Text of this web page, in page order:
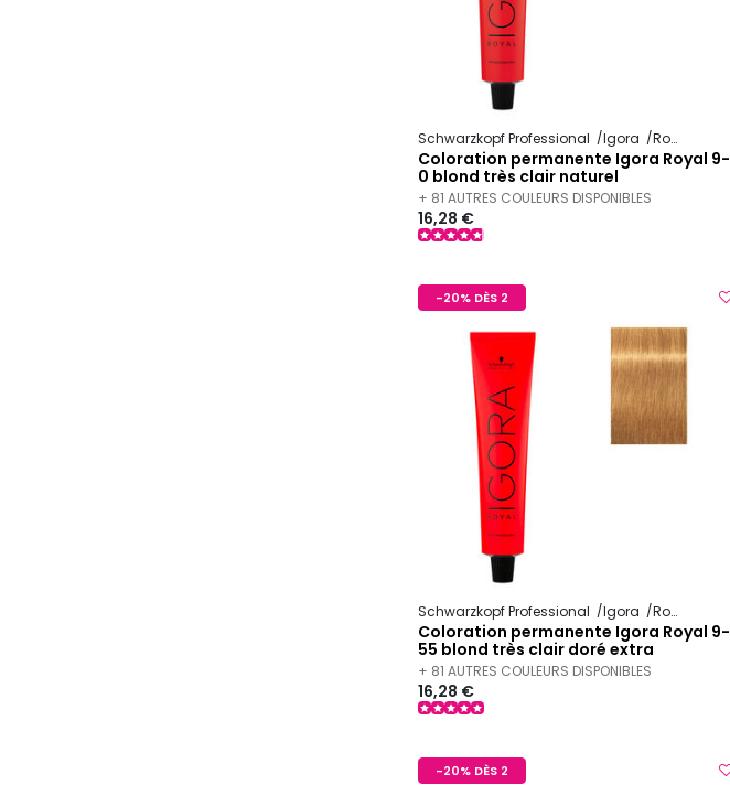
Schwarzkopf Professional Igora Royal
Coloration permanente Igora Royal 9-
0 blond très clair naturel
+ 81 AUTRES COULEURS DISPONIBLES
16,28 €
-20% DÈS 2
Schwarzkopf Professional Igora Royal
Coloration permanente Igora Royal 9-
55 blond très clair doré extra
+ 81 AUTRES COULEURS DISPONIBLES
16,28 €
-20% DÈS 2